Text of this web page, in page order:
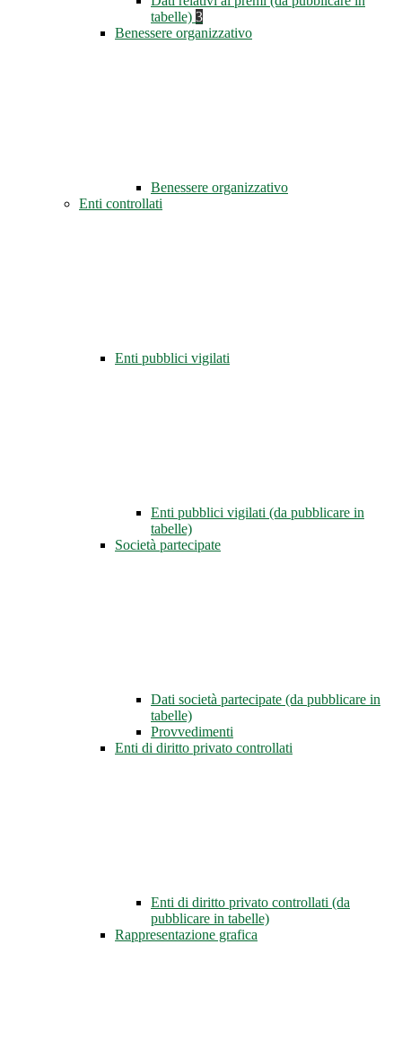
tabelle) 3
Benessere organizzativo
Benessere organizzativo
Enti controllati
Enti pubblici vigilati
Enti pubblici vigilati (da pubblicare in
tabelle)
Società partecipate
Dati società partecipate (da pubblicare in
tabelle)
Provvedimenti
Enti di diritto privato controllati
Enti di diritto privato controllati (da
pubblicare in tabelle)
Rappresentazione grafica